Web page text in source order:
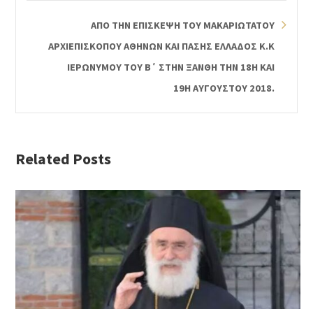
ΑΠΟ ΤΗΝ ΕΠΙΣΚΕΨΗ ΤΟΥ ΜΑΚΑΡΙΩΤΑΤΟΥ
ΑΡΧΙΕΠΙΣΚΟΠΟΥ ΑΘΗΝΩΝ ΚΑΙ ΠΑΣΗΣ ΕΛΛΑΔΟΣ Κ.Κ
ΙΕΡΩΝΥΜΟΥ ΤΟΥ Β΄ ΣΤΗΝ ΞΑΝΘΗ ΤΗΝ 18Η ΚΑΙ
19Η ΑΥΓΟΥΣΤΟΥ 2018.
Related Posts